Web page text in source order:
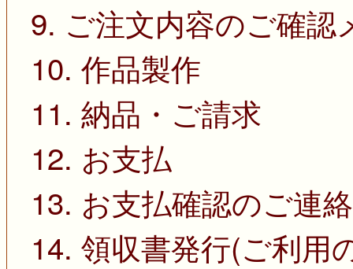
9. ご注文内容のご確認
10. 作品製作
11. 納品・ご請求
12. お支払
13. お支払確認のご連絡
14. 領収書発行(ご利用